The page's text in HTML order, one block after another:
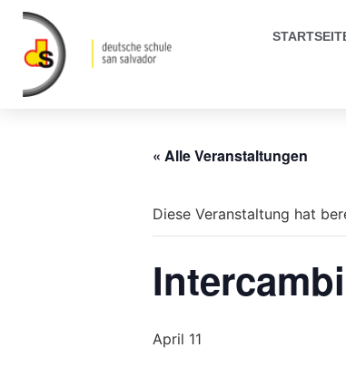
« Alle Veranstaltungen
Diese Veranstaltung hat
April 11